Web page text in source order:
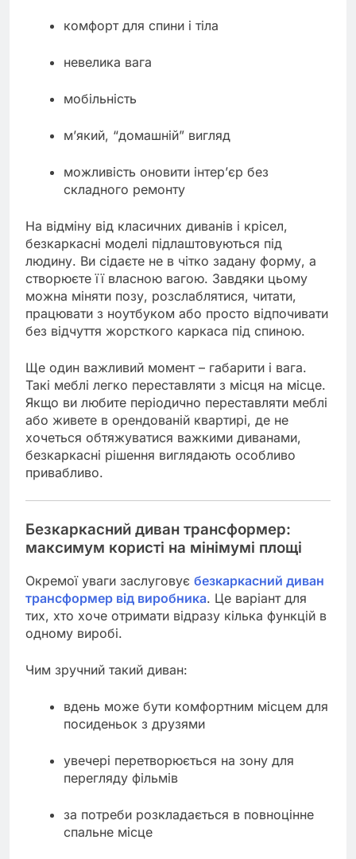
комфорт для спини і тіла
невелика вага
мобільність
м’який, “домашній” вигляд
можливість оновити інтер’єр без
складного ремонту
На відміну від класичних диванів і крісел,
безкаркасні моделі підлаштовуються під
людину. Ви сідаєте не в чітко задану форму, а
створюєте її власною вагою. Завдяки цьому
можна міняти позу, розслаблятися, читати,
працювати з ноутбуком або просто відпочивати
без відчуття жорсткого каркаса під спиною.
Ще один важливий момент – габарити і вага.
Такі меблі легко переставляти з місця на місце.
Якщо ви любите періодично переставляти меблі
або живете в орендованій квартирі, де не
хочеться обтяжуватися важкими диванами,
безкаркасні рішення виглядають особливо
привабливо.
Безкаркасний диван трансформер:
максимум користі на мінімумі площі
Окремої уваги заслуговує безкаркасний диван
трансформер від виробника. Це варіант для
тих, хто хоче отримати відразу кілька функцій в
одному виробі.
Чим зручний такий диван:
вдень може бути комфортним місцем для
посиденьок з друзями
увечері перетворюється на зону для
перегляду фільмів
за потреби розкладається в повноцінне
спальне місце